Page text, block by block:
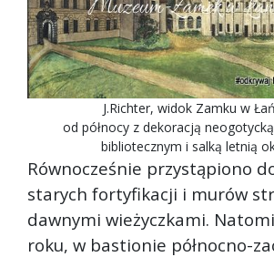
J.Richter, widok Zamku w
od północy z dekoracją
bibliotecznym i salką letnią
Równocześnie przystąpiono
starych fortyfikacji i murów
dawnymi wieżyczkami.
roku, w bastionie północno-